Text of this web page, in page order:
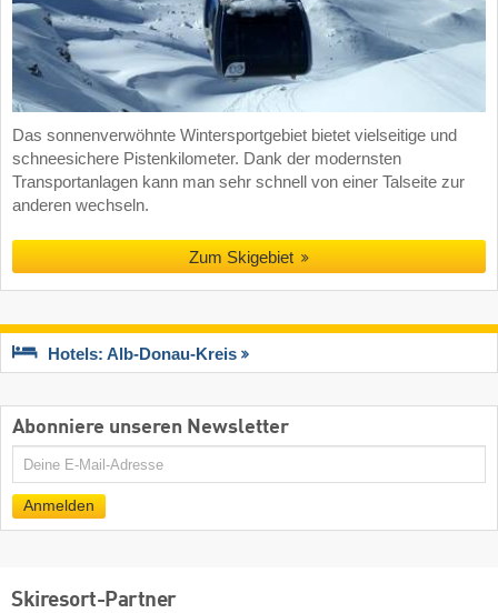
Das sonnenverwöhnte Wintersportgebiet bietet vielseitige und
schneesichere Pistenkilometer. Dank der modernsten
Transportanlagen kann man sehr schnell von einer Talseite zur
anderen wechseln.
Zum Skigebiet
Hotels: Alb-Donau-Kreis
Abonniere unseren Newsletter
E-
Anmelden
Skiresort-Partner